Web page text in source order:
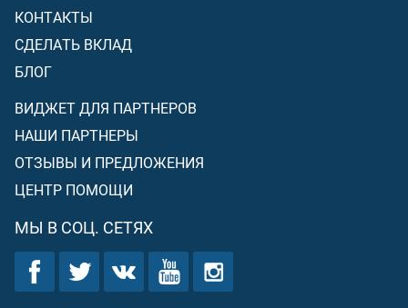
КОНТАКТЫ
СДЕЛАТЬ ВКЛАД
БЛОГ
ВИДЖЕТ ДЛЯ ПАРТНЕРОВ
НАШИ ПАРТНЕРЫ
ОТЗЫВЫ И ПРЕДЛОЖЕНИЯ
ЦЕНТР ПОМОЩИ
МЫ В СОЦ. СЕТЯХ